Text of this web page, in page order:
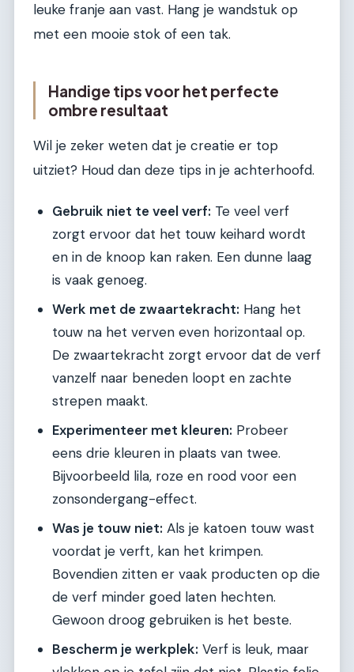
leuke franje aan vast. Hang je wandstuk op
met een mooie stok of een tak.
Handige tips voor het perfecte
ombre resultaat
Wil je zeker weten dat je creatie er top
uitziet? Houd dan deze tips in je achterhoofd.
Gebruik niet te veel verf: Te veel verf
zorgt ervoor dat het touw keihard wordt
en in de knoop kan raken. Een dunne laag
is vaak genoeg.
Werk met de zwaartekracht: Hang het
touw na het verven even horizontaal op.
De zwaartekracht zorgt ervoor dat de verf
vanzelf naar beneden loopt en zachte
strepen maakt.
Experimenteer met kleuren: Probeer
eens drie kleuren in plaats van twee.
Bijvoorbeeld lila, roze en rood voor een
zonsondergang-effect.
Was je touw niet: Als je katoen touw wast
voordat je verft, kan het krimpen.
Bovendien zitten er vaak producten op die
de verf minder goed laten hechten.
Gewoon droog gebruiken is het beste.
Bescherm je werkplek: Verf is leuk, maar